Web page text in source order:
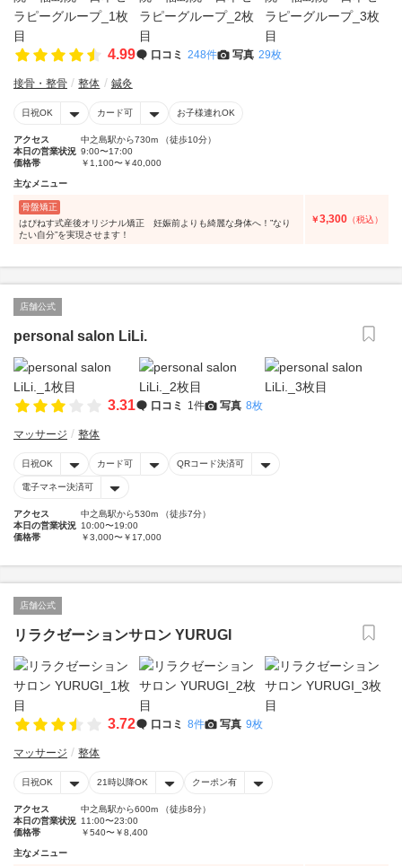
4.99 口コミ 248件 写真 29枚
接骨・整骨 整体 鍼灸
日祝OK カード可 お子様連れOK
アクセス
中之島駅から730m （徒歩10分）
本日の営業状況 9:00〜17:00
価格帯
￥1,100〜￥40,000
主なメニュー
骨盤矯正
はぴねす式産後オリジナル矯正 妊娠前よりも綺麗な身体へ！”なり
たい自分”を実現させます！
￥3,300 （税込）
店舗公式
personal salon LiLi.
3.31 口コミ 1件 写真 8枚
マッサージ 整体
日祝OK カード可 QRコード決済可
電子マネー決済可
アクセス
中之島駅から530m （徒歩7分）
本日の営業状況 10:00〜19:00
価格帯
￥3,000〜￥17,000
店舗公式
リラクゼーションサロン YURUGI
3.72 口コミ 8件 写真 9枚
マッサージ 整体
日祝OK 21時以降OK クーポン有
アクセス
中之島駅から600m （徒歩8分）
本日の営業状況 11:00〜23:00
価格帯
￥540〜￥8,400
主なメニュー